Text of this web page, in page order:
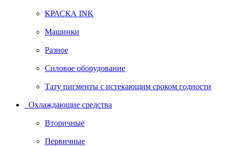
КРАСКА INK
Машинки
Разное
Силовое оборудование
Тату пигменты с истекающим сроком годности
Охлаждающие средства
Вторичные
Первичные